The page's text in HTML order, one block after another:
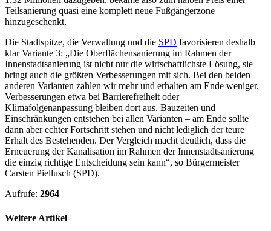
Teilsanierung quasi eine komplett neue Fußgängerzone
hinzugeschenkt.
Die Stadtspitze, die Verwaltung und die SPD favorisieren deshalb
klar Variante 3: „Die Oberflächensanierung im Rahmen der
Innenstadtsanierung ist nicht nur die wirtschaftlichste Lösung, sie
bringt auch die größten Verbesserungen mit sich. Bei den beiden
anderen Varianten zahlen wir mehr und erhalten am Ende weniger.
Verbesserungen etwa bei Barrierefreiheit oder
Klimafolgenanpassung bleiben dort aus. Bauzeiten und
Einschränkungen entstehen bei allen Varianten – am Ende sollte
dann aber echter Fortschritt stehen und nicht lediglich der teure
Erhalt des Bestehenden. Der Vergleich macht deutlich, dass die
Erneuerung der Kanalisation im Rahmen der Innenstadtsanierung
die einzig richtige Entscheidung sein kann“, so Bürgermeister
Carsten Piellusch (SPD).
Aufrufe: 2964
Weitere Artikel